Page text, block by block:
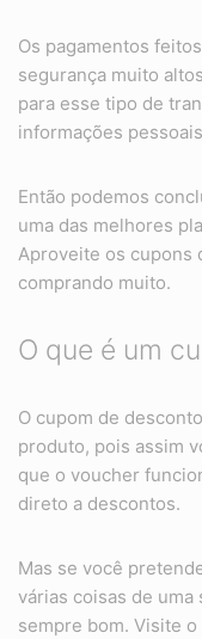
Os pagamentos
segurança muito
para esse tipo de
informações
Então podemos
uma das melhores
Aproveite os cupons
comprando muito.
O que é um
O cupom de
produto, pois assim
que o voucher
direto a descontos.
Mas se você
várias coisas de
sempre bom. Visite